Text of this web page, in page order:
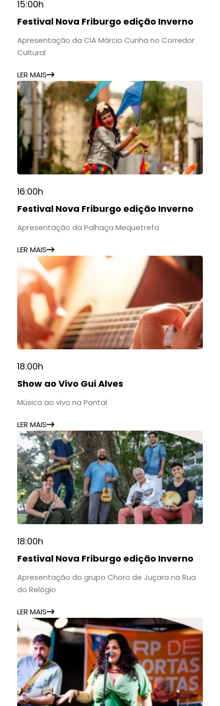
15:00h
Festival Nova Friburgo edição Inverno
Apresentação da CIA Márcio Cunha no Corredor
Cultural
LER MAIS
16:00h
Festival Nova Friburgo edição Inverno
Apresentação da Palhaça Mequetrefa
LER MAIS
18:00h
Show ao Vivo Gui Alves
Música ao vivo na Pontal
LER MAIS
18:00h
Festival Nova Friburgo edição Inverno
Apresentação do grupo Choro de Juçara na Rua
do Relógio
LER MAIS